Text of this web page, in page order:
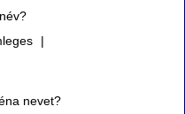
|
nevet?